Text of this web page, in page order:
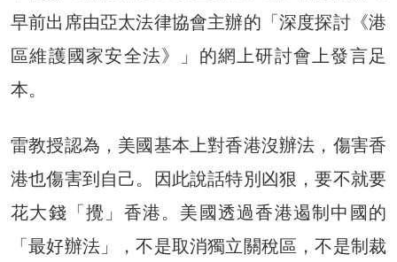
早前出席由亞太法律協會主辦的「深度探討《港
區維護國家安全法》」的網上研討會上發言足
本。
雷教授認為，美國基本上對香港沒辦法，傷害香
港也傷害到自己。因此說話特別凶狠，要不就要
花大錢「攪」香港。美國透過香港遏制中國的
「最好辦法」，不是取消獨立關稅區，不是制裁